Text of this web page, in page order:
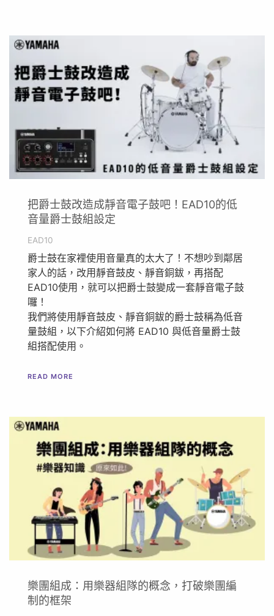
把爵士鼓改造成靜音電子鼓吧！EAD10的低
音量爵士鼓組設定
EAD10
爵士鼓在家裡使用音量真的太大了！不想吵到鄰居
家人的話，改用靜音鼓皮、靜音銅鈸，再搭配
EAD10使用，就可以把爵士鼓變成一套靜音電子鼓
囉！
我們將使用靜音鼓皮、靜音銅鈸的爵士鼓稱為低音
量鼓組，以下介紹如何將 EAD10 與低音量爵士鼓
組搭配使用。
READ MORE
樂團組成：用樂器組隊的概念，打破樂團編
制的框架